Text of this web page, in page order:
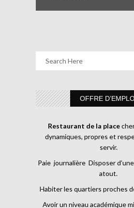
OFFRE
Restaurant de la place
dynamiques, propres et
servir.
Paie journalière Disposer
atout.
Habiter les quartiers proches
Avoir un niveau académique